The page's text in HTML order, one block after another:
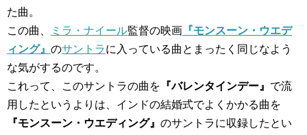
た曲。
この曲、
ミラ・ナイール監督の映画 『モンスーン・ウエデ
ィング』 のサントラに入っている曲とまったく同じなよう
な気がするのです。
これって、このサントラの曲を 『バレンタインデー』 で流
用したというよりは、インドの結婚式でよくかかる曲を
『モンスーン・ウエディング』 のサントラに収録したとい